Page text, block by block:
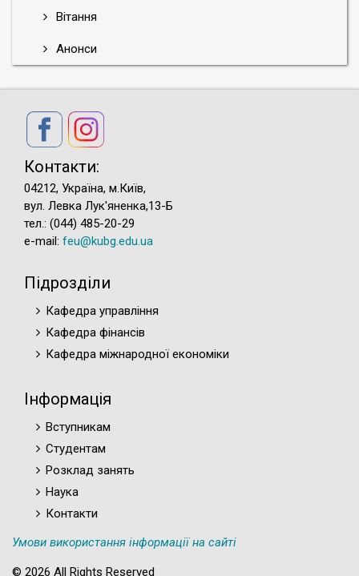
Вітання
Анонси
Контакти:
04212, Україна, м.Київ,
вул. Левка Лук'яненка,13-Б
тел.: (044) 485-20-29
e-mail: feu@kubg.edu.ua
Підрозділи
Кафедра управління
Кафедра фінансів
Кафедра міжнародної економіки
Інформація
Вступникам
Студентам
Розклад занять
Наука
Контакти
Умови використання інформації на сайті
© 2026 All Rights Reserved